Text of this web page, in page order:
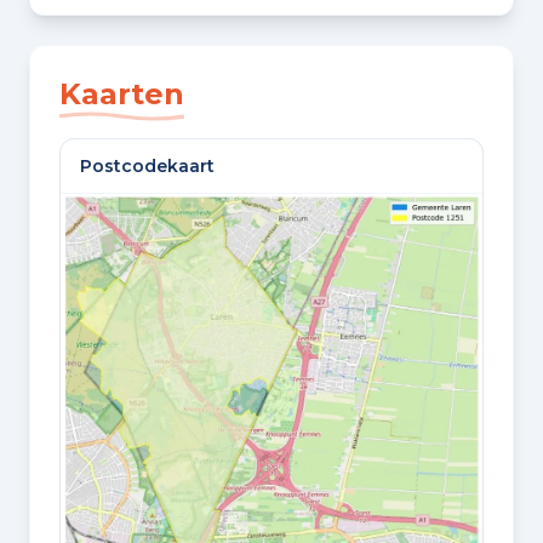
4 slaapkamers
BADKAMERS
VLOEREN
3 woonlagen
Oppervlaktes en inhoud
WOONOPPERVLAKTE
150 m²
Kaarten
Postcodekaart